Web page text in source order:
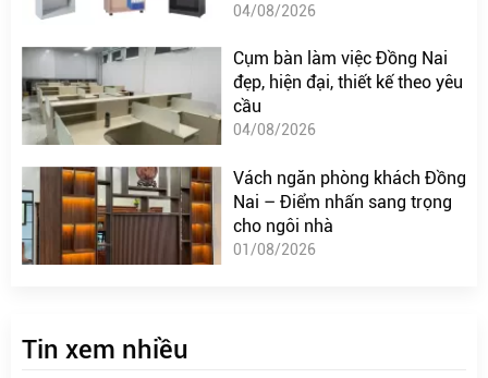
04/08/2026
Cụm bàn làm việc Đồng Nai
đẹp, hiện đại, thiết kế theo yêu
cầu
04/08/2026
Vách ngăn phòng khách Đồng
Nai – Điểm nhấn sang trọng
cho ngôi nhà
01/08/2026
Tin xem nhiều